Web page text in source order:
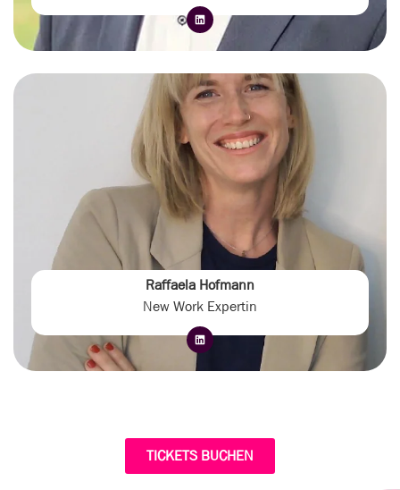
Raffaela Hofmann
New Work Expertin
TICKETS BUCHEN